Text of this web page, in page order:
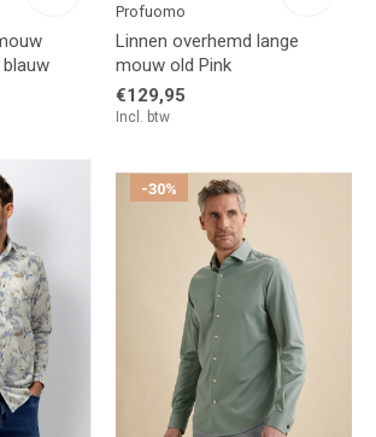
Profuomo
Linnen overhemd lange
mouw old Pink
€129,95
Incl. btw
-30%